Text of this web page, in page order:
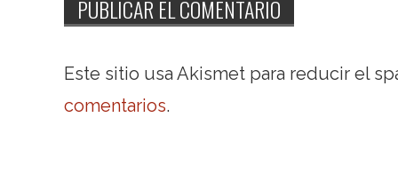
Este sitio usa Akismet para reducir el
comentarios.